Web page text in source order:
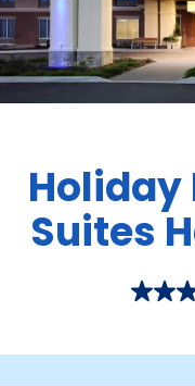
Holiday
Suites